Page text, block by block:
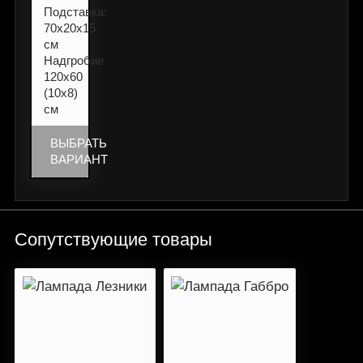
Подставка:
70х20х15
см
Надгробие
120х60
(10х8)
см
ВЫБРАТЬ
ВАРИАНТ
Сопутствующие товары